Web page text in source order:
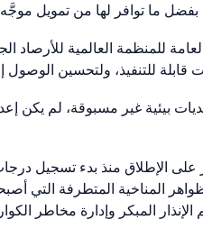
بفضل ما توافر لها من تمويل
للمنظمة العالمية للأرصاد
قابلة للتنفيذ، ولتحسين الوصول
بيئية غير مسبوقة، لم يكن
المناخية المتطرفة التي
المبكر وإدارة مخاطر